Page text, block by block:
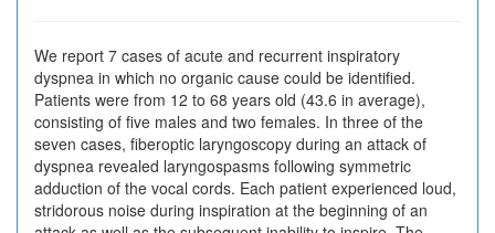
We report 7 cases of acute and recurrent inspiratory
dyspnea in which no organic cause could be identified.
Patients were from 12 to 68 years old (43.6 in average),
consisting of five males and two females. In three of the
seven cases, fiberoptic laryngoscopy during an attack of
dyspnea revealed laryngospasms following symmetric
adduction of the vocal cords. Each patient experienced loud,
stridorous noise during inspiration at the beginning of an